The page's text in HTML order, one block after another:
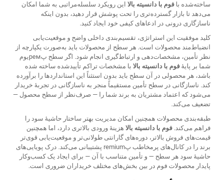
ساخته‌شده با فوم با دانسیته بالا این رویکرد سلسله‌مراتبی به شما امکان
می‌دهد تا بازار گسترده‌تری را تحت پوشش قرار دهید، بدون اینکه
ناسازگاری درونی در ادعاهای کیفی خود ایجاد کنید.
کلید موفقیت این استراتژی، تقسیم‌بندی داخلی واضح و موقعیت‌یابی
انضباط‌مند محصولات است. هر سطح از محصولات باید به‌صورت یکپارچه از
نظر تأمین، مشخصات‌دهی و ارتباط‌گیری انجام شود. اگر سطح پремیوم
شما بر پایهٔ فوم با دانسیته بالا با مشخصات تراکم تأییدشده ساخته شده
باشد، هر محصولی در آن سطح باید بدون استثناً این استانداردها را برآورده
کند. ناسازگانی در سطح تأمین مستقیماً منجر به ناسازگانی در تجربهٔ خریدار
می‌شود که اعتماد مشتریان به برند شما را — صرف‌نظر از سطح محصول —
تضعیف می‌کند.
طبقه‌بندی محصولات همچنین امکان مدیریت بهتر ساختار حاشیهٔ سود را
فراهم می‌کند. فوم با دانسیته بالا هزینهٔ ورودی بالاتری دارد، اما همچنین
قیمت‌های فروش بالاتر، دوره‌های گارانتی طولانی‌تر و موقعیت‌یابی قوی‌تر
برند را در کانال‌های پرمخاطب پremium پشتیبانی می‌کند. درک پویایی‌های
حاشیهٔ سود هر سطح — و تأمین متناسب با آن — برای ایجاد یک کسب‌وکار
پایدار محصولات فوم در بین بخش‌های مختلف خریداران ضروری است.